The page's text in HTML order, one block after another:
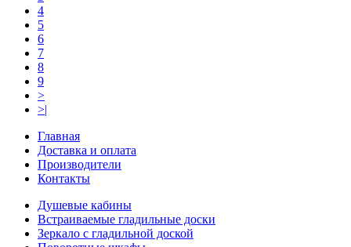
4
5
6
7
8
9
>
>|
Главная
Доставка и оплата
Производители
Контакты
Душевые кабины
Встраиваемые гладильные доски
Зеркало с гладильной доской